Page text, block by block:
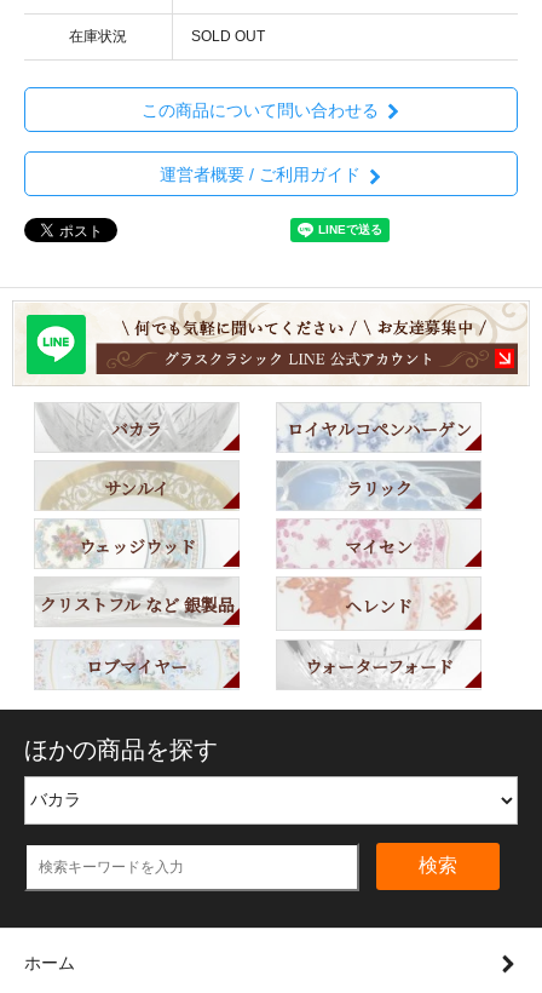
在庫状況 SOLD OUT
この商品について問い合わせる
運営者概要 / ご利用ガイド
バカラ ロイヤルコペンハーゲン
サンルイ ラリック
ウェッジウッド マイセン
クリストフル など 銀製品 ヘレンド
ロブマイヤー ウォーターフォード
ほかの商品を探す
検索
ホーム